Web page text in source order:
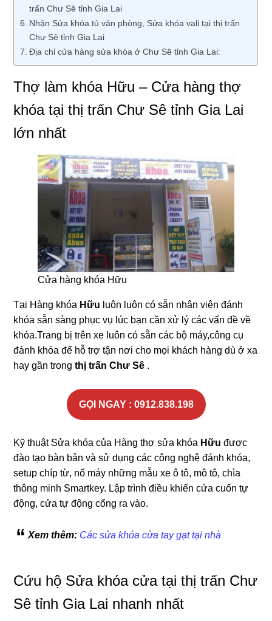
trấn Chư Sê tỉnh Gia Lai
Nhận Sửa khóa tủ văn phòng, Sửa khóa vali tại thị trấn
Chư Sê tỉnh Gia Lai
Địa chỉ cửa hàng sửa khóa ở Chư Sê tỉnh Gia Lai:
Thợ làm khóa Hữu – Cửa hàng thợ
khóa tại thị trấn Chư Sê tỉnh Gia Lai
lớn nhất
Cửa hàng khóa Hữu
Tại Hàng khóa Hữu luôn luôn có sẵn nhân viên đánh
khóa sẵn sàng phục vụ lúc bạn cần xử lý các vấn đề về
khóa.Trang bị trên xe luôn có sẵn các bộ máy,công cụ
đánh khóa để hỗ trợ tận nơi cho mọi khách hàng dù ở xa
hay gần trongthị trấn Chư Sê .
GỌI NGAY : 0912.838.198
Kỹ thuật Sửa khóa của Hàng thợ sửa khóa Hữu được
đào tạo bàn bản và sử dụng các công nghệ đánh khóa,
setup chíp từ, nổ máy những mẫu xe ô tô, mô tô, chìa
thông minh Smartkey. Lập trình điều khiển cửa cuốn tự
động, cửa tự động cổng ra vào.
Xem thêm: Các sửa khóa cửa tay gạt tại nhà
Cứu hộ Sửa khóa cửa tại thị trấn Chư
Sê tỉnh Gia Lai nhanh nhất